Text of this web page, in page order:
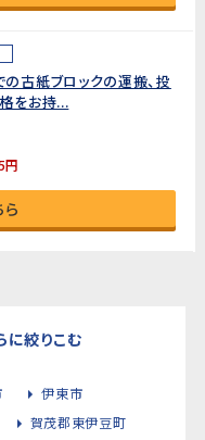
古紙ブロックの運搬、投
をお持...
円
絞りこむ
伊東市
賀茂郡東伊豆町